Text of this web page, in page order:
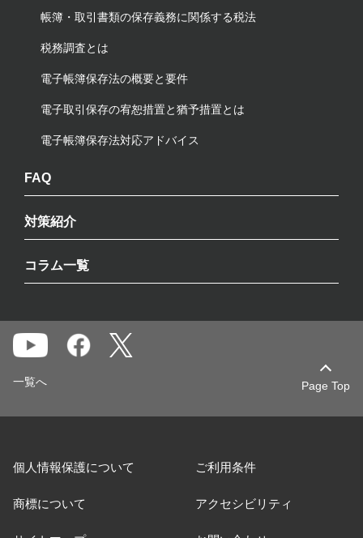
帳簿・取引書類の保存義務に関係する税法
税務調査とは
電子帳簿保存法の概要と要件
電子取引保存の宥恕措置と猶予措置とは
電子帳簿保存法対応アドバイス
FAQ
対策紹介
コラム一覧
Page Top
一覧へ
個人情報保護について ご利用条件
商標について アクセシビリティ